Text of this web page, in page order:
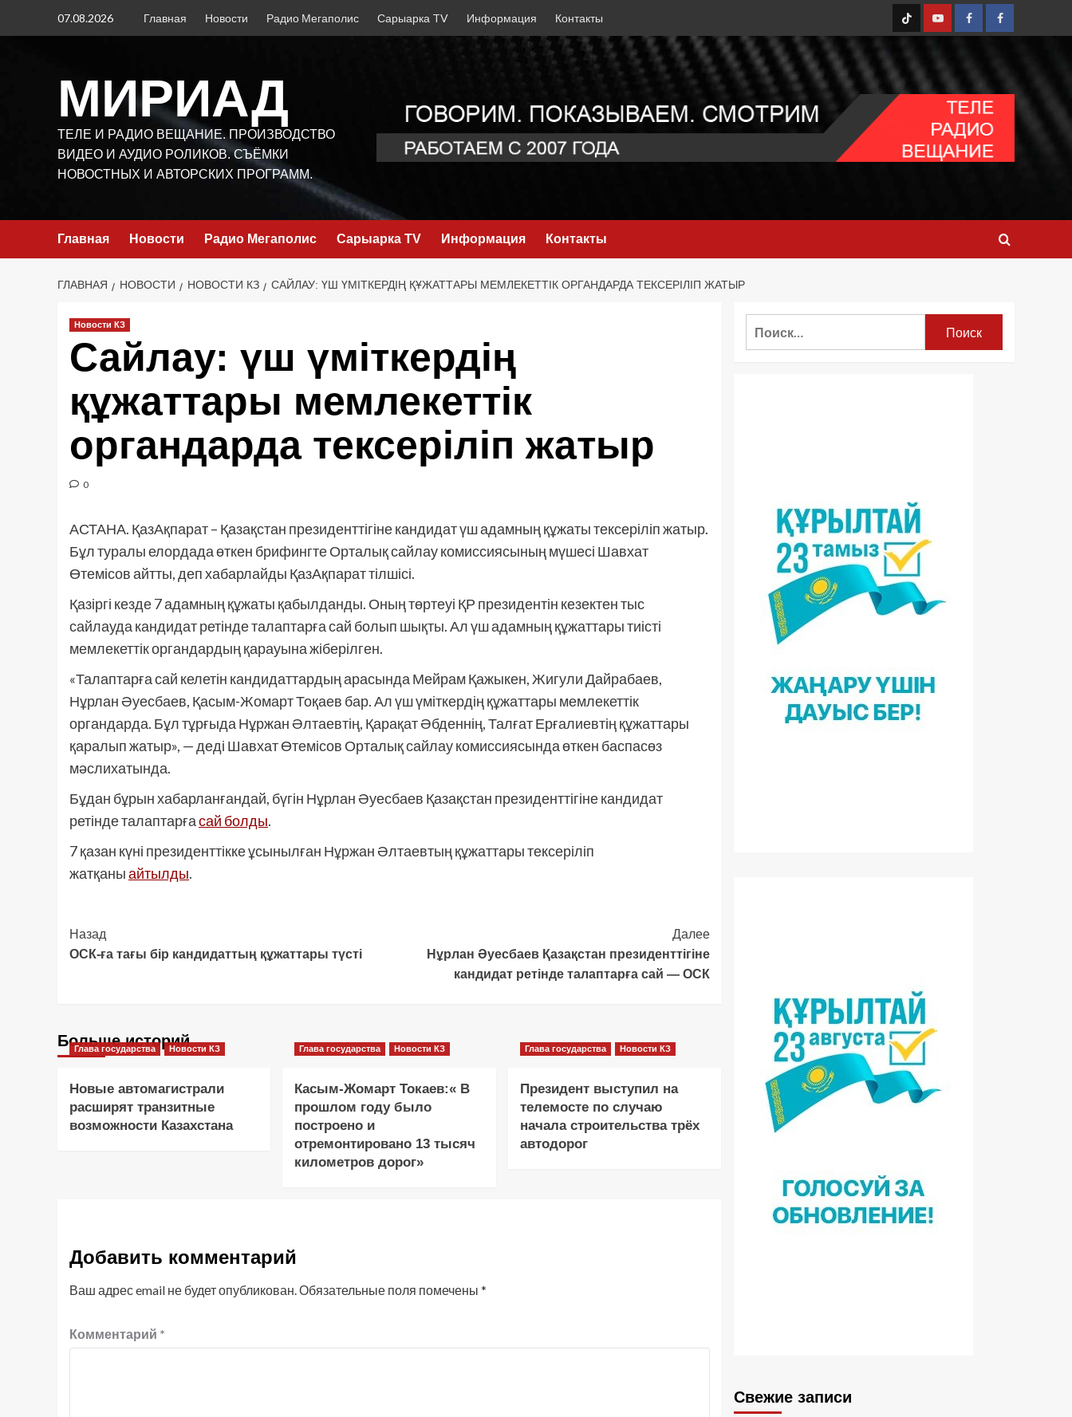
07.08.2026 Главная Новости Радио Мегаполис Сарыарка TV Информация Контакты
TT YoutubeFB1 FB2
МИРИАД
ТЕЛЕ И РАДИО ВЕЩАНИЕ. ПРОИЗВОДСТВО
ВИДЕО И АУДИО РОЛИКОВ. СЪЁМКИ
НОВОСТНЫХ И АВТОРСКИХ ПРОГРАММ.
Главная Новости Радио Мегаполис Сарыарка TV Информация Контакты
ГЛАВНАЯ НОВОСТИ НОВОСТИ КЗ САЙЛАУ: ҮШ ҮМІТКЕРДІҢ ҚҰЖАТТАРЫ МЕМЛЕКЕТТІК ОРГАНДАРДА ТЕКСЕРІЛІП ЖАТЫР
Новости КЗ
Сайлау: үш үміткердің
құжаттары мемлекеттік
органдарда тексеріліп жатыр
0
АСТАНА. ҚазАқпарат – Қазақстан президенттігіне кандидат үш адамның құжаты тексеріліп жатыр.
Бұл туралы елордада өткен брифингте Орталық сайлау комиссиясының мүшесі Шавхат
Өтемісов айтты, деп хабарлайды ҚазАқпарат тілшісі.
Қазіргі кезде 7 адамның құжаты қабылданды. Оның төртеуі ҚР президентін кезектен тыс
сайлауда кандидат ретінде талаптарға сай болып шықты. Ал үш адамның құжаттары тиісті
мемлекеттік органдардың қарауына жіберілген.
«Талаптарға сай келетін кандидаттардың арасында Мейрам Қажыкен, Жигули Дайрабаев,
Нұрлан Әуесбаев, Қасым-Жомарт Тоқаев бар. Ал үш үміткердің құжаттары мемлекеттік
органдарда. Бұл тұрғыда Нұржан Әлтаевтің, Қарақат Әбденнің, Талғат Ерғалиевтің құжаттары
қаралып жатыр», — деді Шавхат Өтемісов Орталық сайлау комиссиясында өткен баспасөз
мәслихатында.
Бұдан бұрын хабарланғандай, бүгін Нұрлан Әуесбаев Қазақстан президенттігіне кандидат
ретінде талаптарғасай болды.
7 қазан күні президенттікке ұсынылған Нұржан Әлтаевтың құжаттары тексеріліп
жатқаныайтылды.
Post
Navigation
Назад
ОСК-ға тағы бір кандидаттың құжаттары түсті
Далее
Нұрлан Әуесбаев Қазақстан президенттігіне
кандидат ретінде талаптарға сай — ОСК
Больше историй
Глава государства Новости КЗ
Новые автомагистрали
расширят транзитные
возможности Казахстана
Глава государства Новости КЗ
Касым-Жомарт Токаев:« В
прошлом году было
построено и
отремонтировано 13 тысяч
километров дорог»
Глава государства Новости КЗ
Президент выступил на
телемосте по случаю
начала строительства трёх
автодорог
Добавить комментарий
Ваш адрес email не будет опубликован.Обязательные поля помечены *
Комментарий *
Свежие записи